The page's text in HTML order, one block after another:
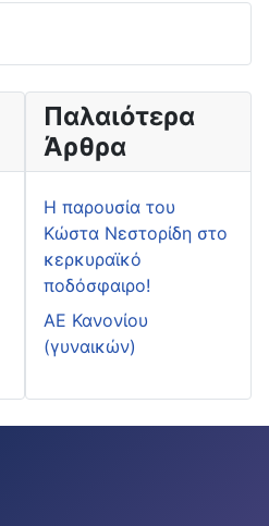
Παλαιότερα
Άρθρα
H παρουσία του
Κώστα Νεστορίδη στο
κερκυραϊκό
ποδόσφαιρο!
ΑΕ Κανονίου
(γυναικών)